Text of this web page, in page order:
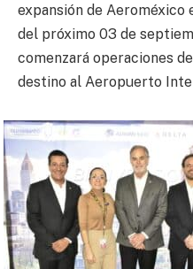
expansión de Aeroméxico
del próximo 03 de
comenzará operaciones
destino al Aeropuerto